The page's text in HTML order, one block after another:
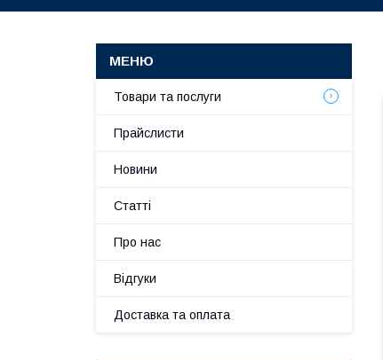
Товари та послуги
Прайслисти
Новини
Статті
Про нас
Відгуки
Доставка та оплата